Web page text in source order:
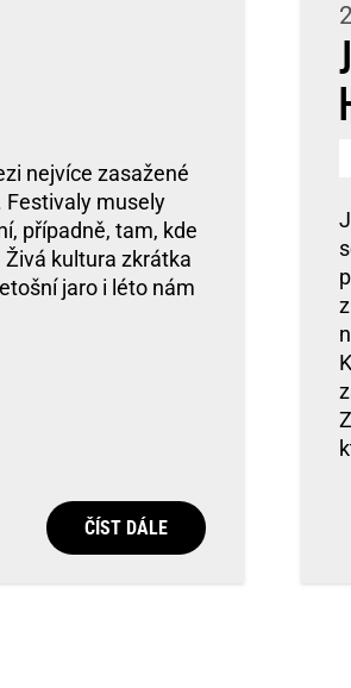
nejvíce zasažené
Festivaly musely
případně, tam, kde
kultura zkrátka
jaro i léto nám
ČÍST DÁLE